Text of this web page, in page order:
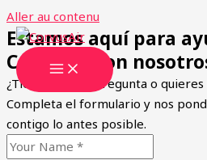
Aller au contenu
Estamos aquí para
Contacta con
¿Tienes alguna pregunta o
Completa el formulario y nos
contigo lo antes posible.